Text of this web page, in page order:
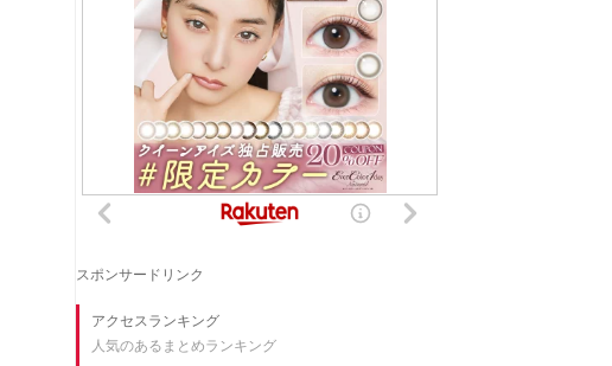
スポンサードリンク
アクセスランキング
人気のあるまとめランキング